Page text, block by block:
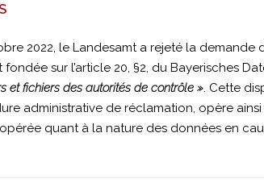
2022, le Landesamt a rejeté la demande
sur l’article 20, §2, du Bayerisches
et fichiers des autorités de contrôle ». Cette
administrative de réclamation, opère
opérée quant à la nature des données en